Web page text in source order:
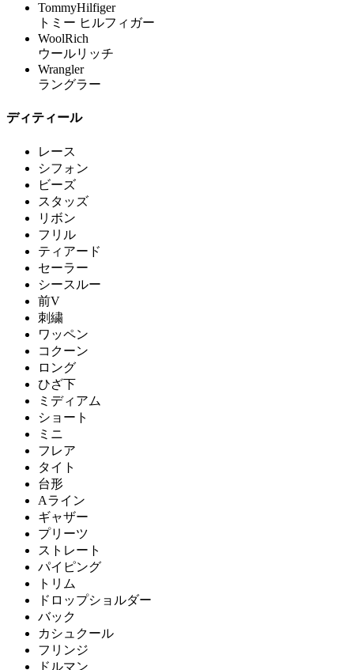
TommyHilfiger
トミー ヒルフィガー
WoolRich
ウールリッチ
Wrangler
ラングラー
ディティール
レース
シフォン
ビーズ
スタッズ
リボン
フリル
ティアード
セーラー
シースルー
前V
刺繍
ワッペン
コクーン
ロング
ひざ下
ミディアム
ショート
ミニ
フレア
タイト
台形
Aライン
ギャザー
プリーツ
ストレート
パイピング
トリム
ドロップショルダー
バック
カシュクール
フリンジ
ドルマン